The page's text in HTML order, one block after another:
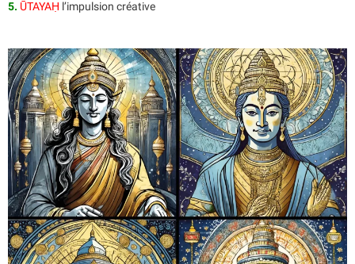
5. ŪTAYAḤ l’impulsion créative